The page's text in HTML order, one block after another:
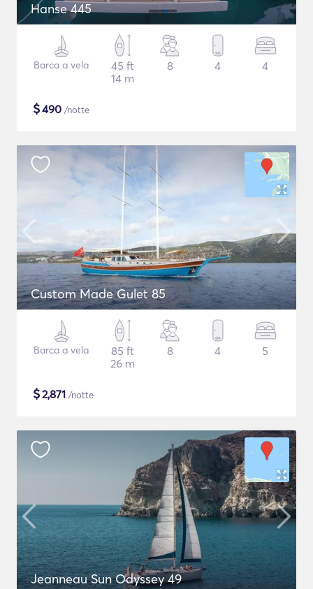
Hanse 445
Barca a vela
45 ft
14 m
8 4 4
$490 /notte
Custom Made Gulet 85
Barca a vela
85 ft
26 m
8 4 5
$2,871 /notte
Jeanneau Sun Odyssey 49